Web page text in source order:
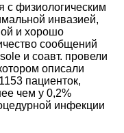
с физиологическим
инвазией,
и хорошо
сообщений
и соавт. провели
описали
пациенток,
чем у 0,2%
инфекции